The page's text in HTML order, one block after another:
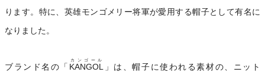
ります。特に、英雄モンゴメリー将軍が愛用する帽子として有名に
なりました。
ブランド名の「 KANGOL
カンゴール
」は、帽子に使われる素材の、ニット